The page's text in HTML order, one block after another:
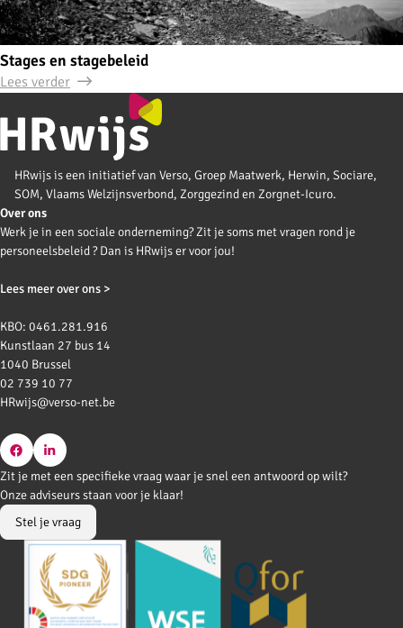
Stages en stagebeleid
Lees verder
HRwijs is een initiatief van Verso, Groep Maatwerk, Herwin, Sociare,
SOM, Vlaams Welzijnsverbond, Zorggezind en Zorgnet-Icuro.
Over ons
Werk je in een sociale onderneming? Zit je soms met vragen rond je
personeelsbeleid ? Dan is HRwijs er voor jou!
Lees meer over ons >
KBO: 0461.281.916
Kunstlaan 27 bus 14
1040 Brussel
02 739 10 77
HRwijs@verso-net.be
Go
to
Facebook
Go
to
LinkedIn
Zit je met een specifieke vraag waar je snel een antwoord op wilt?
Onze adviseurs staan voor je klaar!
Stel je vraag